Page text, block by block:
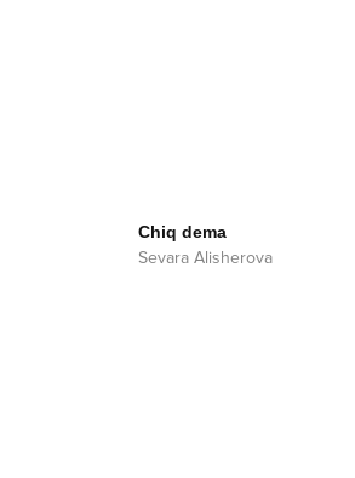
Chiq dema
Sevara Alisherova